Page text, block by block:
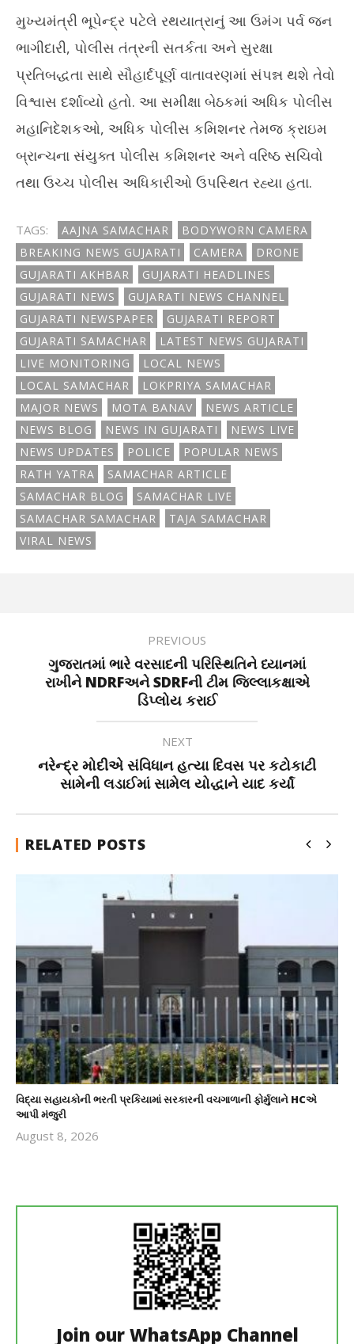
મુખ્યમંત્રી ભૂપેન્દ્ર પટેલે રથયાત્રાનું આ ઉમંગ પર્વ જન
ભાગીદારી, પોલીસ તંત્રની સતર્કતા અને સુરક્ષા
પ્રતિબદ્ધતા સાથે સૌહાર્દપૂર્ણ વાતાવરણમાં સંપન્ન થશે તેવો
વિશ્વાસ દર્શાવ્યો હતો. આ સમીક્ષા બેઠકમાં અધિક પોલીસ
મહાનિદેશકઓ, અધિક પોલીસ કમિશનર તેમજ ક્રાઇમ
બ્રાન્‍ચના સંયુક્ત પોલીસ કમિશનર અને વરિષ્ઠ સચિવો
તથા ઉચ્ચ પોલીસ અધિકારીઓ ઉપસ્થિત રહ્યા હતા.
TAGS: AAJNA SAMACHAR
BODYWORN CAMERA
BREAKING NEWS GUJARATI
CAMERA
DRONE
GUJARATI AKHBAR
GUJARATI HEADLINES
GUJARATI NEWS
GUJARATI NEWS CHANNEL
GUJARATI NEWSPAPER
GUJARATI REPORT
GUJARATI SAMACHAR
LATEST NEWS GUJARATI
LIVE MONITORING
LOCAL NEWS
LOCAL SAMACHAR
LOKPRIYA SAMACHAR
MAJOR NEWS
MOTA BANAV
NEWS ARTICLE
NEWS BLOG
NEWS IN GUJARATI
NEWS LIVE
NEWS UPDATES
POLICE
POPULAR NEWS
RATH YATRA
SAMACHAR ARTICLE
SAMACHAR BLOG
SAMACHAR LIVE
SAMACHAR SAMACHAR
TAJA SAMACHAR
VIRAL NEWS
PREVIOUS
ગુજરાતમાં ભારે વરસાદની પરિસ્થિતિને ધ્યાનમાં
રાખીને NDRFઅને SDRFની ટીમ જિલ્લાકક્ષાએ
ડિપ્લોય કરાઈ
NEXT
નરેન્દ્ર મોદીએ સંવિધાન હત્યા દિવસ પર કટોકાટી
સામેની લડાઈમાં સામેલ યોદ્ધાને યાદ કર્યાં
RELATED POSTS
વિદ્યા સહાયકોની ભરતી પ્રકિયામાં સરકારની વચગાળાની ફોર્મુલાને HCએ
આપી મંજુરી
August 8, 2026
Join our WhatsApp Channel